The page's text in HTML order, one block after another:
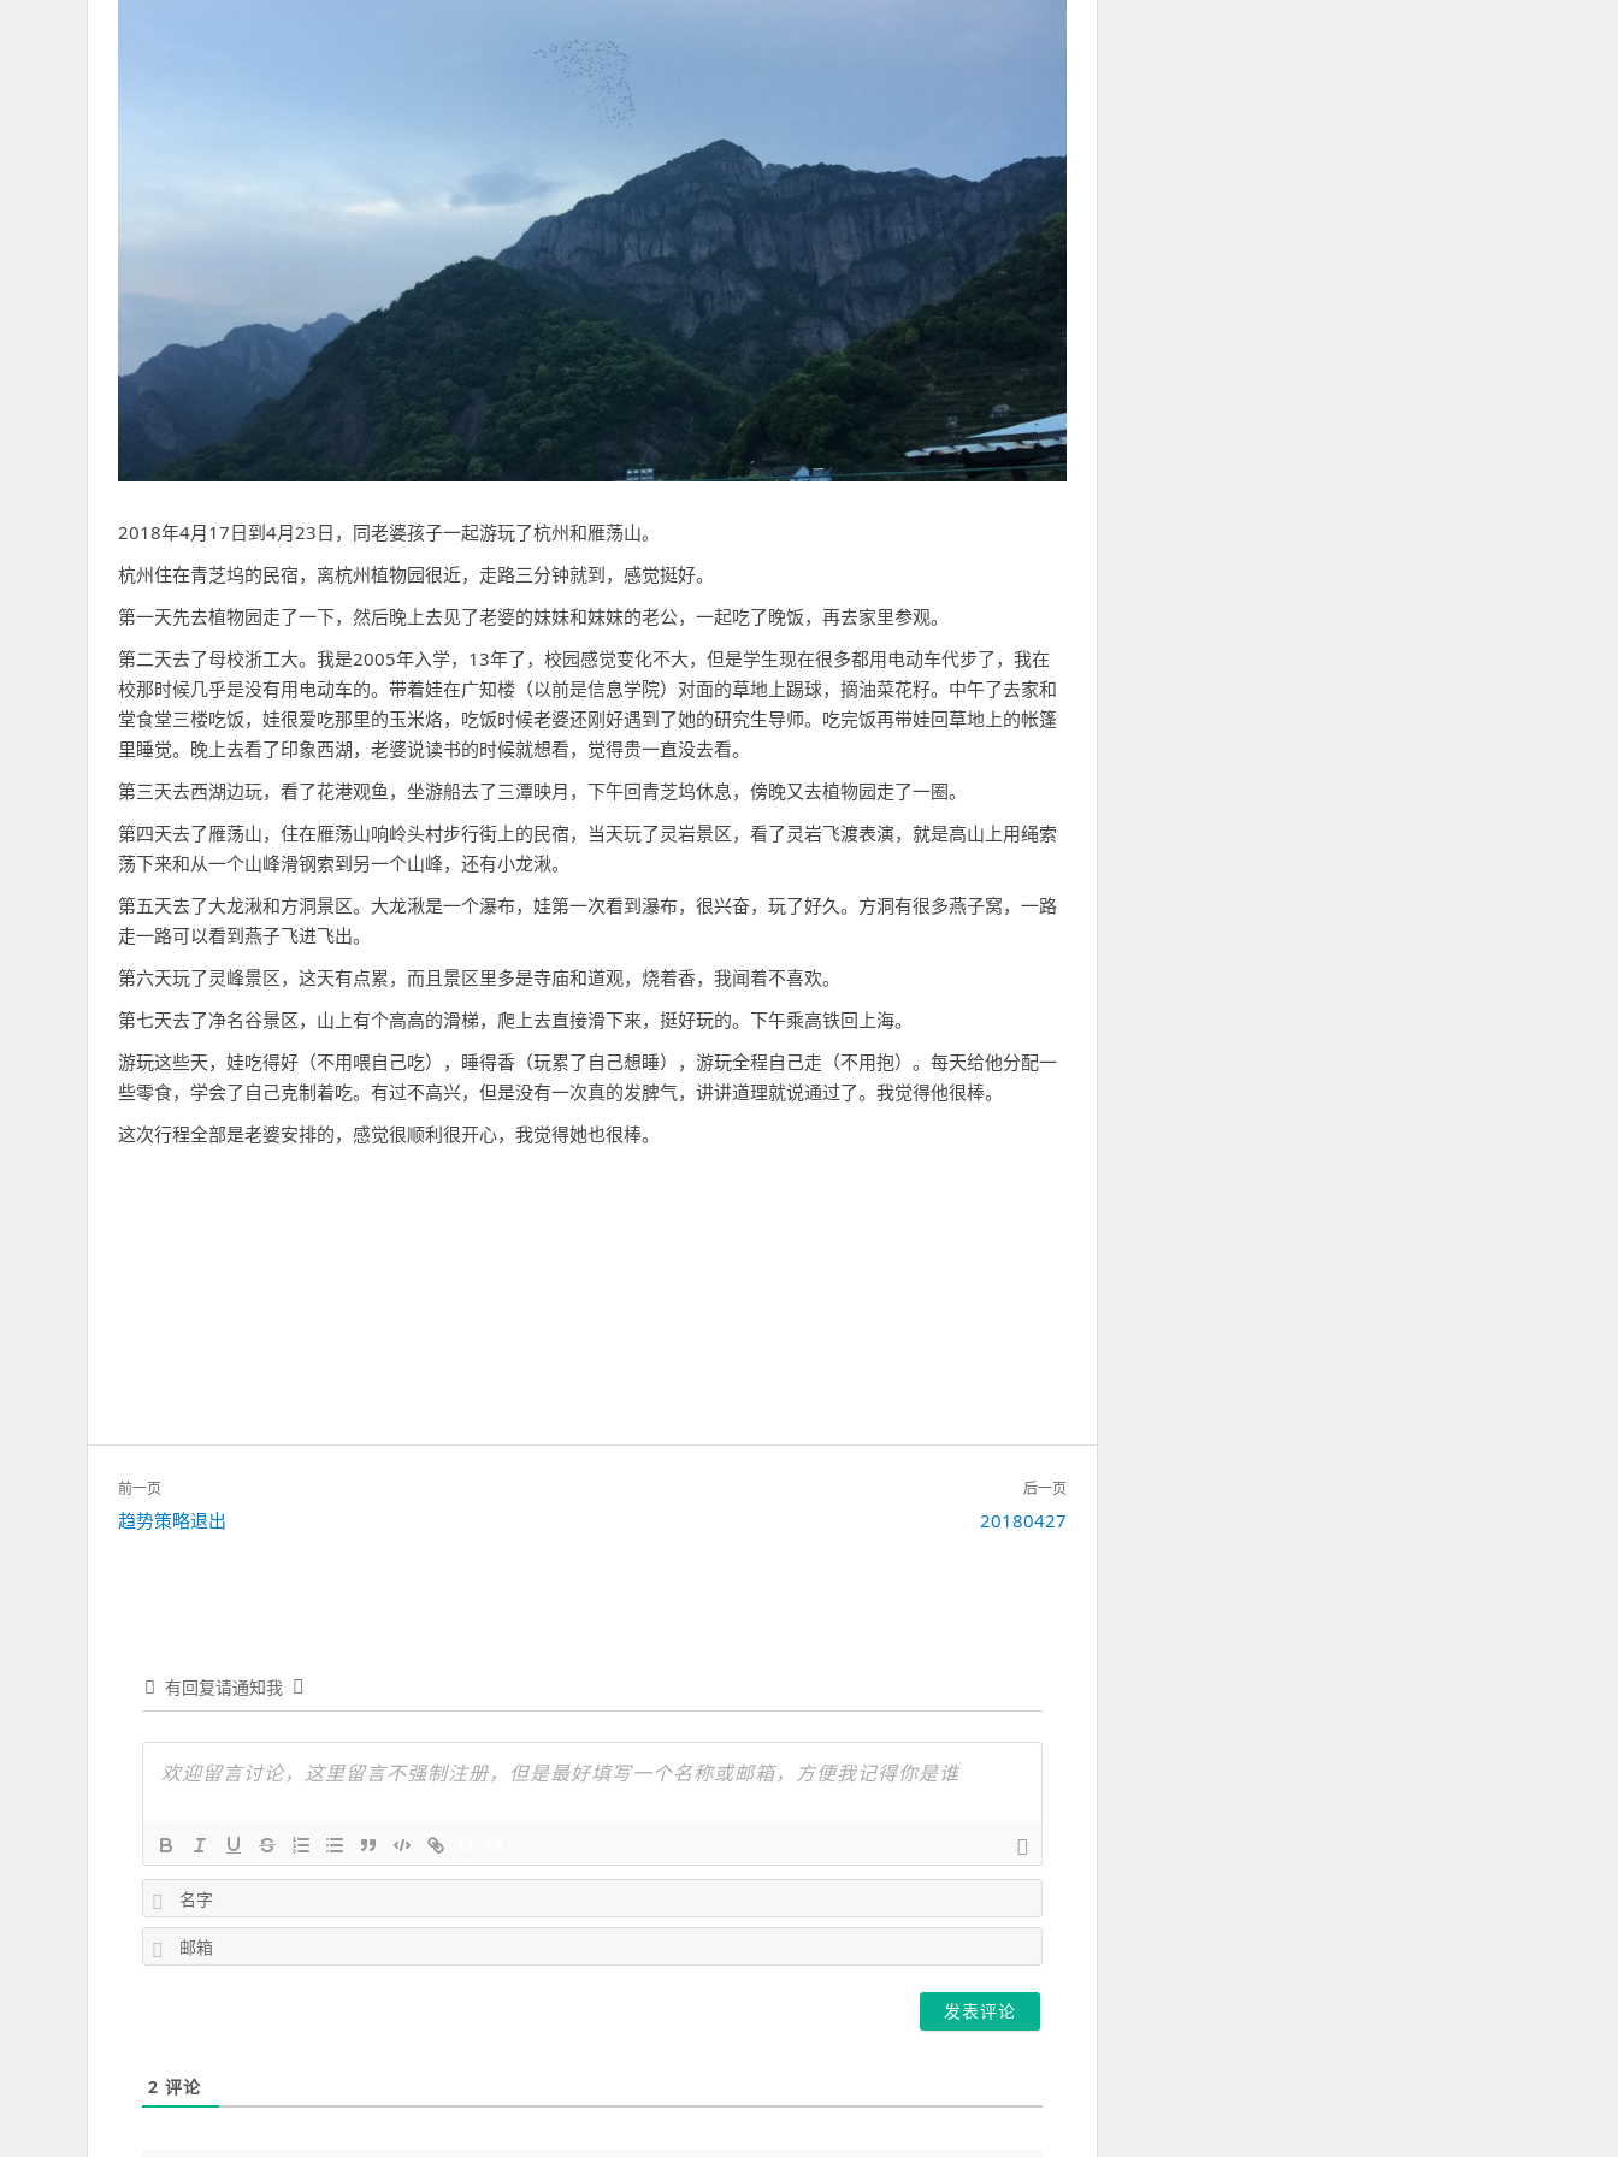
2018年4月17日到4月23日，同老婆孩子一起游玩了杭州和雁荡山。
杭州住在青芝坞的民宿，离杭州植物园很近，走路三分钟就到，感觉挺好。
第一天先去植物园走了一下，然后晚上去见了老婆的妹妹和妹妹的老公，一起吃了晚饭，再去家里参观。
第二天去了母校浙工大。我是2005年入学，13年了，校园感觉变化不大，但是学生现在很多都用电动车代步了，我在
校那时候几乎是没有用电动车的。带着娃在广知楼（以前是信息学院）对面的草地上踢球，摘油菜花籽。中午了去家和
堂食堂三楼吃饭，娃很爱吃那里的玉米烙，吃饭时候老婆还刚好遇到了她的研究生导师。吃完饭再带娃回草地上的帐篷
里睡觉。晚上去看了印象西湖，老婆说读书的时候就想看，觉得贵一直没去看。
第三天去西湖边玩，看了花港观鱼，坐游船去了三潭映月，下午回青芝坞休息，傍晚又去植物园走了一圈。
第四天去了雁荡山，住在雁荡山响岭头村步行街上的民宿，当天玩了灵岩景区，看了灵岩飞渡表演，就是高山上用绳索
荡下来和从一个山峰滑钢索到另一个山峰，还有小龙湫。
第五天去了大龙湫和方洞景区。大龙湫是一个瀑布，娃第一次看到瀑布，很兴奋，玩了好久。方洞有很多燕子窝，一路
走一路可以看到燕子飞进飞出。
第六天玩了灵峰景区，这天有点累，而且景区里多是寺庙和道观，烧着香，我闻着不喜欢。
第七天去了净名谷景区，山上有个高高的滑梯，爬上去直接滑下来，挺好玩的。下午乘高铁回上海。
游玩这些天，娃吃得好（不用喂自己吃），睡得香（玩累了自己想睡），游玩全程自己走（不用抱）。每天给他分配一
些零食，学会了自己克制着吃。有过不高兴，但是没有一次真的发脾气，讲讲道理就说通过了。我觉得他很棒。
这次行程全部是老婆安排的，感觉很顺利很开心，我觉得她也很棒。
文
章
导
前一页
上
趋势策略退出
后一页
20180427
有回复请通知我
字
箱
2 评论